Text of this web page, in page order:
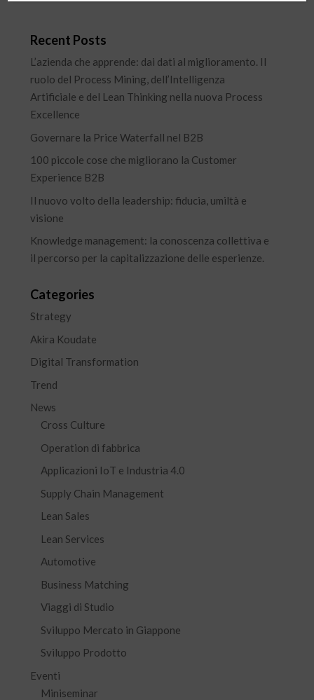
Recent Posts
L’azienda che apprende: dai dati al miglioramento. Il
ruolo del Process Mining, dell’Intelligenza
Artificiale e del Lean Thinking nella nuova Process
Excellence
Governare la Price Waterfall nel B2B
100 piccole cose che migliorano la Customer
Experience B2B
Il nuovo volto della leadership: fiducia, umiltà e
visione
Knowledge management: la conoscenza collettiva e
il percorso per la capitalizzazione delle esperienze.
Categories
Strategy
Akira Koudate
Digital Transformation
Trend
News
Cross Culture
Operation di fabbrica
Applicazioni IoT e Industria 4.0
Supply Chain Management
Lean Sales
Lean Services
Automotive
Business Matching
Viaggi di Studio
Sviluppo Mercato in Giappone
Sviluppo Prodotto
Eventi
Miniseminar